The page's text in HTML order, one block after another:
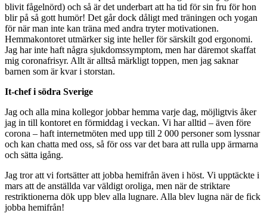
blivit fågelnörd) och så är det underbart att ha tid för sin fru för hon
blir på så gott humör! Det går dock dåligt med träningen och yogan
för när man inte kan träna med andra tryter motivationen.
Hemmakontoret utmärker sig inte heller för särskilt god ergonomi.
Jag har inte haft några sjukdomssymptom, men har däremot skaffat
mig coronafrisyr. Allt är alltså märkligt toppen, men jag saknar
barnen som är kvar i storstan.
It-chef i södra Sverige
Jag och alla mina kollegor jobbar hemma varje dag, möjligtvis åker
jag in till kontoret en förmiddag i veckan. Vi har alltid – även före
corona – haft internetmöten med upp till 2 000 personer som lyssnar
och kan chatta med oss, så för oss var det bara att rulla upp ärmarna
och sätta igång.
Jag tror att vi fortsätter att jobba hemifrån även i höst. Vi upptäckte i
mars att de anställda var väldigt oroliga, men när de striktare
restriktionerna dök upp blev alla lugnare. Alla blev lugna när de fick
jobba hemifrån!